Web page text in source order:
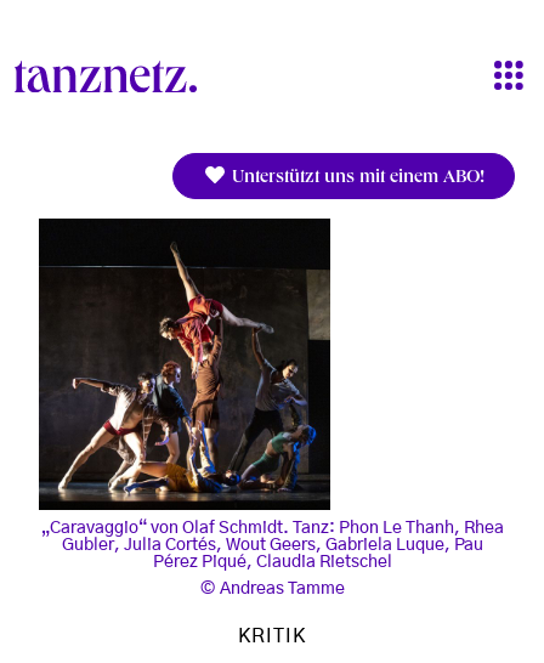
Unterstützt uns mit einem ABO!
„Caravaggio“ von Olaf Schmidt. Tanz: Phon Le Thanh, Rhea
Gubler, Julia Cortés, Wout Geers, Gabriela Luque, Pau
Pérez Piqué, Claudia Rietschel
Andreas Tamme
KRITIK